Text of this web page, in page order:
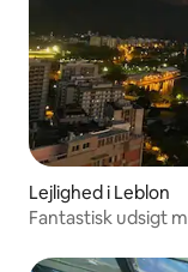
Lejlighed i Leblon
Fantastisk udsigt